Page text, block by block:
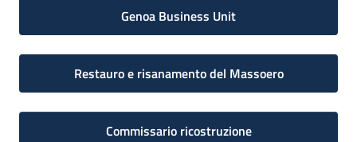
Genoa Business Unit
Restauro e risanamento del Massoero
Commissario ricostruzione